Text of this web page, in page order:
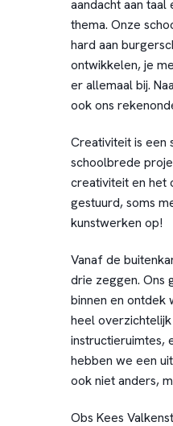
aandacht aan
thema. Onze
hard aan
ontwikkelen, je
er allemaal bij.
ook ons
Creativiteit is een
schoolbrede
creativiteit en het
gestuurd, soms
kunstwerken op!
Vanaf de
drie zeggen. Ons
binnen en ontdek
heel
instructieruimtes,
hebben we een
ook niet anders,
Obs Kees